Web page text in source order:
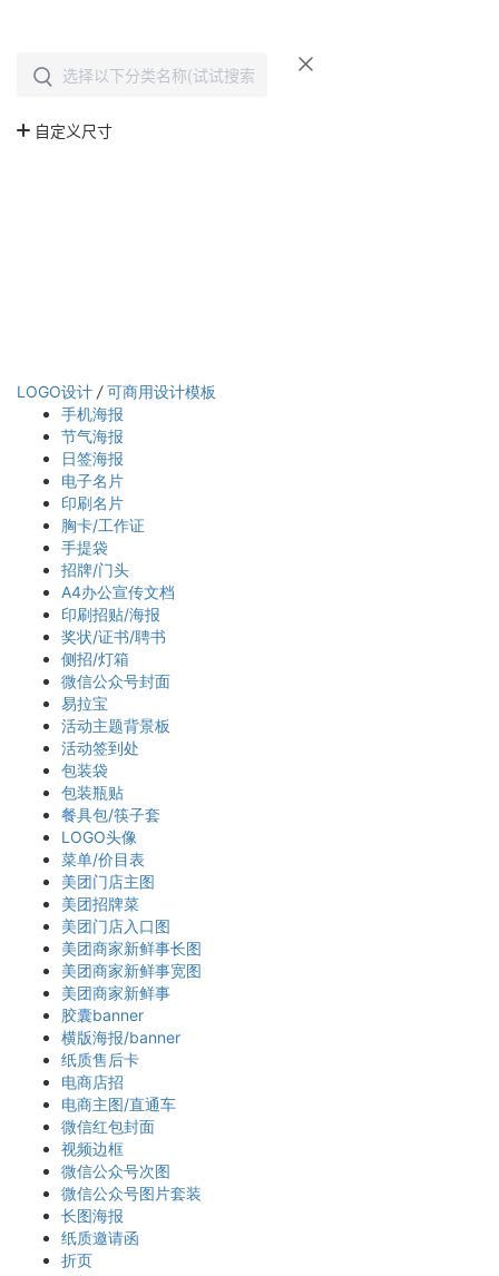
LOGO设计 / 可商用设计模板
手机海报
节气海报
日签海报
电子名片
印刷名片
胸卡/工作证
手提袋
招牌/门头
A4办公宣传文档
印刷招贴/海报
奖状/证书/聘书
侧招/灯箱
微信公众号封面
易拉宝
活动主题背景板
活动签到处
包装袋
包装瓶贴
餐具包/筷子套
LOGO头像
菜单/价目表
美团门店主图
美团招牌菜
美团门店入口图
美团商家新鲜事长图
美团商家新鲜事宽图
美团商家新鲜事
胶囊banner
横版海报/banner
纸质售后卡
电商店招
电商主图/直通车
微信红包封面
视频边框
微信公众号次图
微信公众号图片套装
长图海报
纸质邀请函
折页